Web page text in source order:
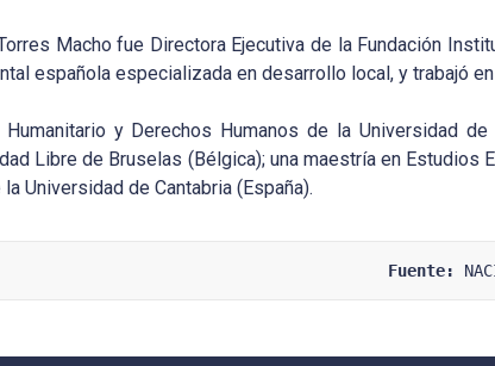
Macho fue Directora Ejecutiva de la Fundación
española especializada en desarrollo local, y trabajó
y Derechos Humanos de la Universidad de
Libre de Bruselas (Bélgica); una maestría en Estudios
Universidad de Cantabria (España).
Fuente: